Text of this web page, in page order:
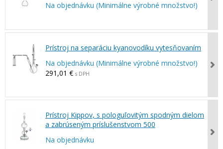
Na objednávku (Minimálne výrobné množstvo!)
Prístroj na separáciu kyanovodíku vytesňovaním
Na objednávku (Minimálne výrobné množstvo!)
291,01 € s DPH
Prístroj Kippov, s pologuľovitým spodným dielom
a zabrúseným príslušenstvom 500
Na objednávku